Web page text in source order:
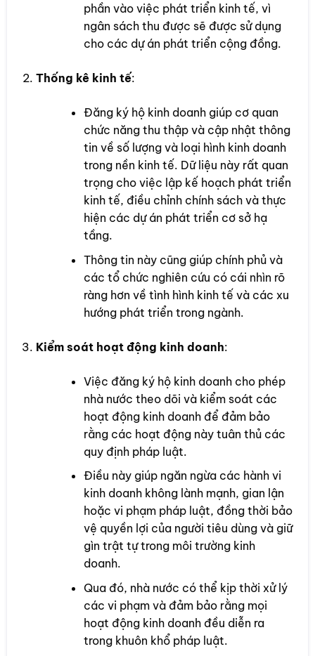
phần vào việc phát triển kinh tế, vì
ngân sách thu được sẽ được sử dụng
cho các dự án phát triển cộng đồng.
Thống kê kinh tế:
Đăng ký hộ kinh doanh giúp cơ quan
chức năng thu thập và cập nhật thông
tin về số lượng và loại hình kinh doanh
trong nền kinh tế. Dữ liệu này rất quan
trọng cho việc lập kế hoạch phát triển
kinh tế, điều chỉnh chính sách và thực
hiện các dự án phát triển cơ sở hạ
tầng.
Thông tin này cũng giúp chính phủ và
các tổ chức nghiên cứu có cái nhìn rõ
ràng hơn về tình hình kinh tế và các xu
hướng phát triển trong ngành.
Kiểm soát hoạt động kinh doanh:
Việc đăng ký hộ kinh doanh cho phép
nhà nước theo dõi và kiểm soát các
hoạt động kinh doanh để đảm bảo
rằng các hoạt động này tuân thủ các
quy định pháp luật.
Điều này giúp ngăn ngừa các hành vi
kinh doanh không lành mạnh, gian lận
hoặc vi phạm pháp luật, đồng thời bảo
vệ quyền lợi của người tiêu dùng và giữ
gìn trật tự trong môi trường kinh
doanh.
Qua đó, nhà nước có thể kịp thời xử lý
các vi phạm và đảm bảo rằng mọi
hoạt động kinh doanh đều diễn ra
trong khuôn khổ pháp luật.